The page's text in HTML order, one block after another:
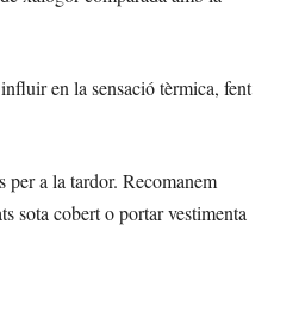
en la sensació tèrmica, fent
per a la tardor. Recomanem
sota cobert o portar vestimenta